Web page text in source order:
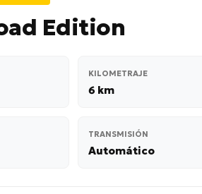
Edition
KILOMETRAJE
6 km
TRANSMISIÓN
Automático